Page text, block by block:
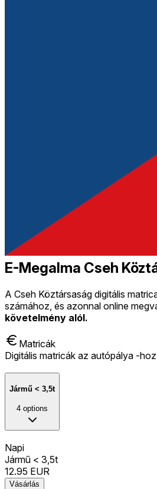
E-Megalma Cseh
A Cseh Köztársaság digitális
számához, és azonnal online
követelmény alól.
Matricák
Digitális matricák az autópálya -
Jármű < 3,5t
4 options
Napi
Jármű < 3,5t
12.95 EUR
Vásárlás